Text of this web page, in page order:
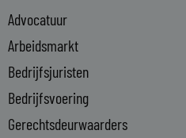
d
i
n
-
i
n
Advocatuur
Arbeidsmarkt
Bedrijfsjuristen
Bedrijfsvoering
Gerechtsdeurwaarders